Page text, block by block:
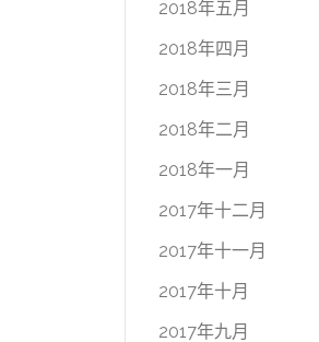
2018年五月
2018年四月
2018年三月
2018年二月
2018年一月
2017年十二月
2017年十一月
2017年十月
2017年九月